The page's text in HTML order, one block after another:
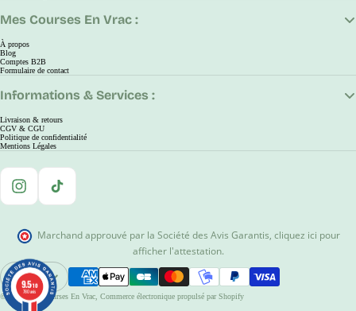
Mes Courses En Vrac :
À propos
Blog
Comptes B2B
Formulaire de contact
Informations & Services :
Livraison & retours
CGV & CGU
Politique de confidentialité
Mentions Légales
Instagram
TikTok
Marchand approuvé par la Société des Avis Garantis, cliquez ici pour
afficher l'attestation.
Ouvrir Le Sélecteur De Région Et De Langue
EUR
© 2026Mes Courses En Vrac Commerce électronique propulsé par Shopify
9.5/10
780 avis
9.5/10
780 avis